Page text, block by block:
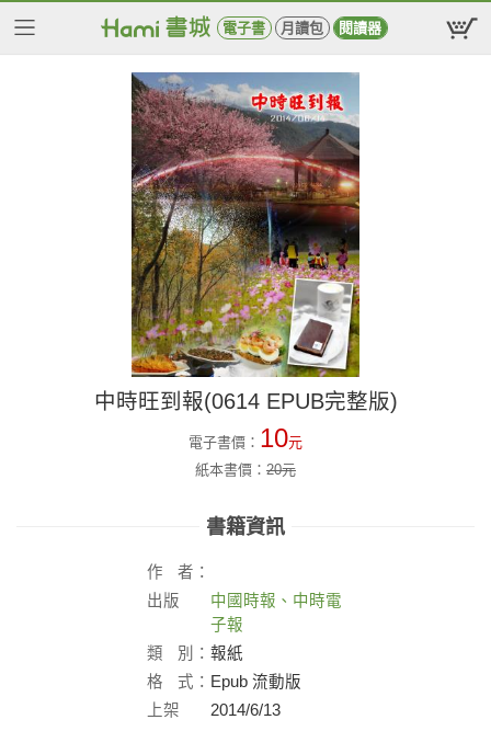
電子書 月讀包 閱讀器
中時旺到報(0614 EPUB完整版)
電子書價： 10元
紙本書價： 20元
書籍資訊
作
者：
出版
中國時報、中時電
子報
類
別： 報紙
格
式： Epub 流動版
上架
2014/6/13